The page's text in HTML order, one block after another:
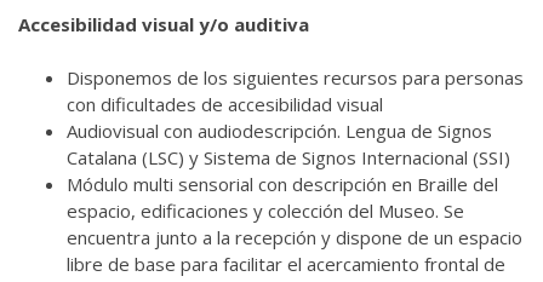
Accesibilidad visual y/o auditiva
Disponemos de los siguientes recursos para personas
con dificultades de accesibilidad visual
Audiovisual con audiodescripción. Lengua de Signos
Catalana (LSC) y Sistema de Signos Internacional (SSI)
Módulo multi sensorial con descripción en Braille del
espacio, edificaciones y colección del Museo. Se
encuentra junto a la recepción y dispone de un espacio
libre de base para facilitar el acercamiento frontal de